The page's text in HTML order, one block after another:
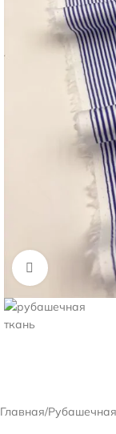
Нажмите,
Главная/